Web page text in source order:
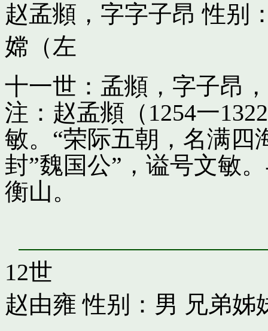
赵孟頫，字字子昂 性别
嫦（左
十一世：孟頫，字子昂
注：赵孟頫（1254一
敏。“荣际五朝，名满四
封”魏国公”，谥号文敏
衡山。
12世
赵由雍 性别：男 兄弟姊